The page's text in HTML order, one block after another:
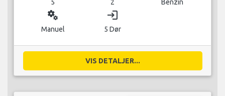
5 2 Benzin
miscellaneous_services
Manuel
login
5 Dør
VIS DETALJER...